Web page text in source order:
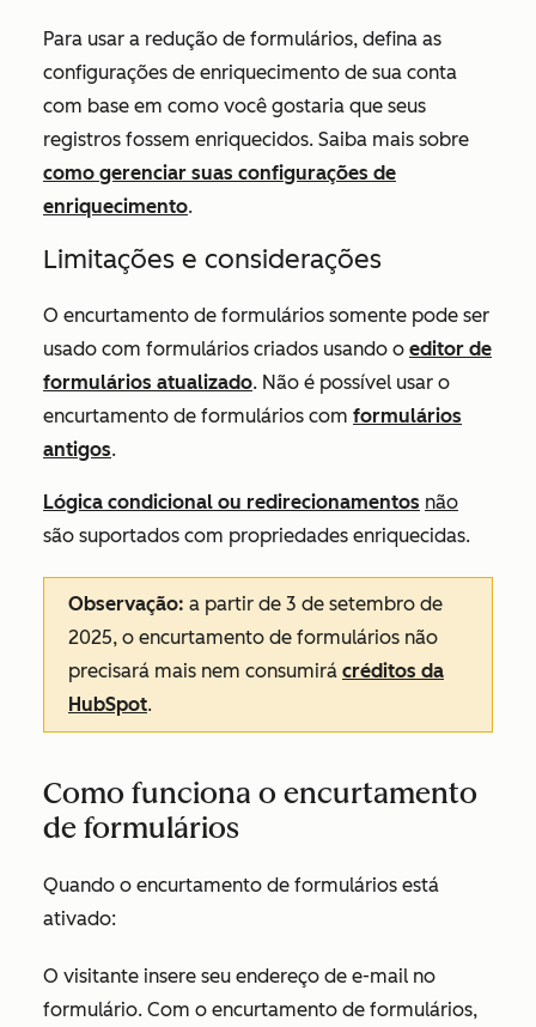
Para usar a redução de formulários, defina as
configurações de enriquecimento de sua conta
com base em como você gostaria que seus
registros fossem enriquecidos. Saiba mais sobre
como gerenciar suas configurações de
enriquecimento.
Limitações e considerações
O encurtamento de formulários somente pode ser
usado com formulários criados usando o editor de
formulários atualizado. Não é possível usar o
encurtamento de formulários com formulários
antigos.
Lógica condicional ou redirecionamentos não
são suportados com propriedades enriquecidas.
Observação: a partir de 3 de setembro de
2025, o encurtamento de formulários não
precisará mais nem consumirá créditos da
HubSpot.
Como funciona o encurtamento
de formulários
Quando o encurtamento de formulários está
ativado:
O visitante insere seu endereço de e-mail no
formulário. Com o encurtamento de formulários,